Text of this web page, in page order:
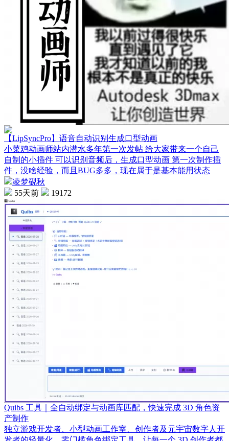
【LipSyncPro】语音自动识别生成口型动画
小菜鸡动画师站内潜水多年第一次发帖 给大家带来一个自己
自制的小插件 可以识别音频后，生成口型动画 第一次制作插
件，没啥经验，而且BUG多多，现在属于是基本能用状态
凌梦砚秋
55天前
19172
Quibs 工具｜全自动绑定与动画库匹配，快速完成 3D 角色资
产制作
独立游戏开发者、小型动画工作室、创作者及元宇宙数字人开